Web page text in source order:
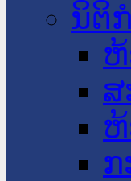
ນິຕິ
ຫ້
ສ
ຫ້
ກ